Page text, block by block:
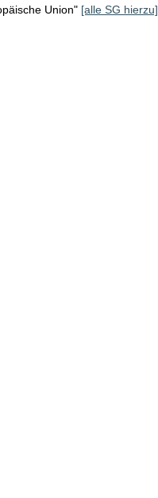
Union" [alle SG hierzu]